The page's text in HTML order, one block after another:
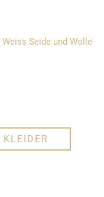
Seide und Wolle